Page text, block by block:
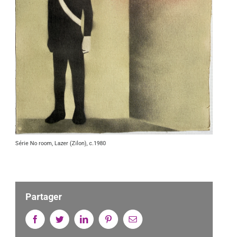
Série No room, Lazer (Zilon), c.1980
Partager
FacebookTwitterLinkedin PinterestEmail